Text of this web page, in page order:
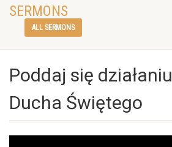
SERMONS
ALL SERMONS
Poddaj się działaniu
Ducha Świętego